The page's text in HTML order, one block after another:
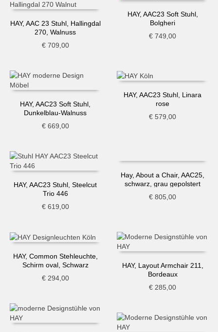
HAY, AAC 23 Stuhl, Hallingdal
270, Walnuss
€709,00
HAY, AAC23 Soft Stuhl,
Bolgheri
€ 749,00
HAY, AAC23 Soft Stuhl,
Dunkelblau-Walnuss
€669,00
HAY, AAC23 Stuhl, Linara
rose
€ 579,00
HAY, AAC23 Stuhl, Steelcut
Trio 446
€619,00
Hay, About a Chair, AAC25,
schwarz, grau gepolstert
€ 805,00
HAY, Common Stehleuchte,
Schirm oval, Schwarz
€294,00
HAY, Layout Armchair 211,
Bordeaux
€ 285,00